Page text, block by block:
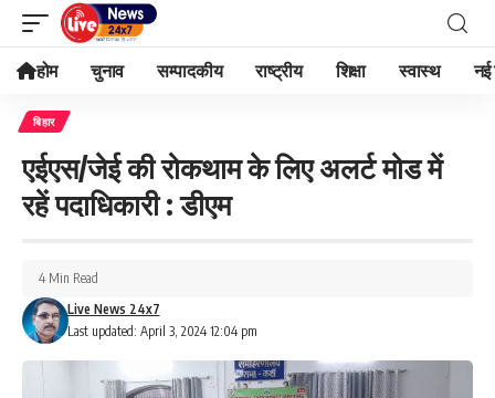
होम चुनाव सम्पादकीय राष्ट्रीय शिक्षा स्वास्थ नई
बिहार
एईएस/जेई की रोकथाम के लिए अलर्ट मोड में
रहें पदाधिकारी : डीएम
Last updated: April 3, 2024 12:04 pm
Live News 24x7
4 Min Read